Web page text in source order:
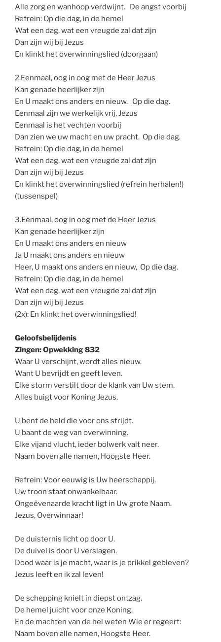
Alle zorg en wanhoop verdwijnt. De angst voorbij
Refrein: Op die dag, in de hemel
Wat een dag, wat een vreugde zal dat zijn
Dan zijn wij bij Jezus
En klinkt het overwinningslied (doorgaan)
2.Eenmaal, oog in oog met de Heer Jezus
Kan genade heerlijker zijn
En U maakt ons anders en nieuw. Op die dag.
Eenmaal zijn we werkelijk vrij, Jezus
Eenmaal is het vechten voorbij
Dan zien we uw macht en uw pracht. Op die dag.
Refrein: Op die dag, in de hemel
Wat een dag, wat een vreugde zal dat zijn
Dan zijn wij bij Jezus
En klinkt het overwinningslied (refrein herhalen!)
(tussenspel)
3.Eenmaal, oog in oog met de Heer Jezus
Kan genade heerlijker zijn
En U maakt ons anders en nieuw
Ja U maakt ons anders en nieuw
Heer, U maakt ons anders en nieuw, Op die dag.
Refrein: Op die dag, in de hemel
Wat een dag, wat een vreugde zal dat zijn
Dan zijn wij bij Jezus
(2x): En klinkt het overwinningslied!
Geloofsbelijdenis
Zingen: Opwekking 832
Waar U verschijnt, wordt alles nieuw.
Want U bevrijdt en geeft leven.
Elke storm verstilt door de klank van Uw stem.
Alles buigt voor Koning Jezus.
U bent de held die voor ons strijdt.
U baant de weg van overwinning.
Elke vijand vlucht, ieder bolwerk valt neer.
Naam boven alle namen, Hoogste Heer.
Refrein: Voor eeuwig is Uw heerschappij.
Uw troon staat onwankelbaar.
Ongeëvenaarde kracht ligt in Uw grote Naam.
Jezus, Overwinnaar!
De duisternis licht op door U.
De duivel is door U verslagen.
Dood waar is je macht, waar is je prikkel gebleven?
Jezus leeft en ik zal leven!
De schepping knielt in diepst ontzag.
De hemel juicht voor onze Koning.
En de machten van de hel weten Wie er regeert:
Naam boven alle namen, Hoogste Heer.